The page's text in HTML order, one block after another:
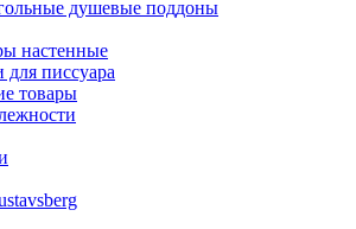
душевые поддоны
настенные
писсуара
товары